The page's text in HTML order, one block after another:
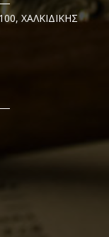
ΧΑΛΚΙΔΙΚΗΣ